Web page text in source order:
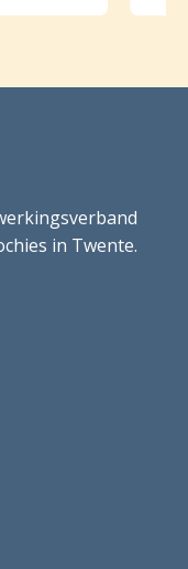
in Twente.